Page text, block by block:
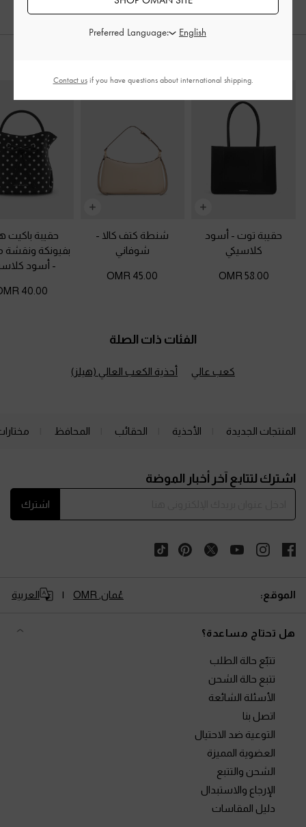
حقيبة توت - أسود
كلاسيكي
58.00 OMR
شنطة كتف كالا -
شوفاني
45.00 OMR
حقيبة باكيت
بفيونكة
- أسود
40.00 OMR
الفئات ذات الصلة
كعب عالي أحذية الكعب العالي (هيلز)
المنتجات الجديدة الأحذية الحقائب المحافظ
اشترك لتتابع آخر أخبار الموضة
اشترك
الموقع: عُمان, OMR العربية
هل تحتاج مساعدة؟
تتبّع حالة الطلب
تتبع حالة الشحن
الأسئلة الشائعة
اتصل بنا
التوعية ضد الاحتيال
العضوية المميزة
الشحن والتتبع
الإرجاع والاستبدال
دليل المقاسات
Preferred Language:
Contact usif you have questions about international shipping.